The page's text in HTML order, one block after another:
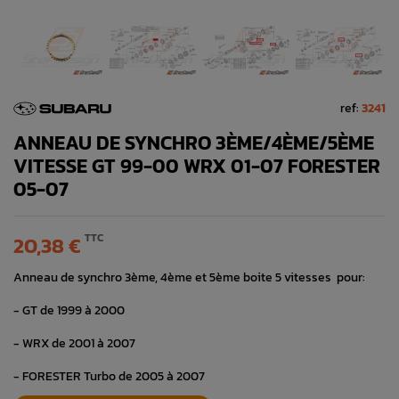
ref:3241
ANNEAU DE SYNCHRO 3ÈME/4ÈME/5ÈME
VITESSE GT 99-00 WRX 01-07 FORESTER
05-07
20,38 € TTC
Anneau de synchro 3ème, 4ème et 5ème boite 5 vitesses pour:
- GT de 1999 à 2000
- WRX de 2001 à 2007
- FORESTER Turbo de 2005 à 2007